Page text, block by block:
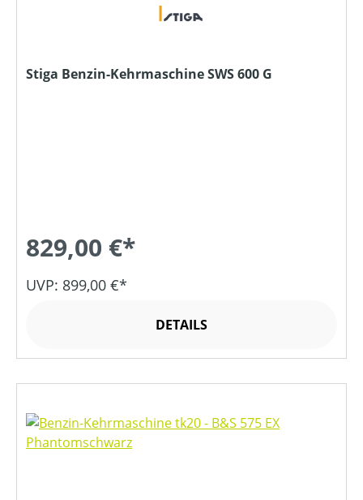
Stiga Benzin-Kehrmaschine SWS 600 G
829,00 €*
UVP: 899,00 €*
DETAILS